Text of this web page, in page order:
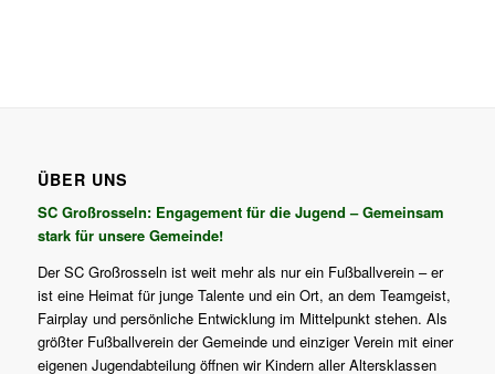
ÜBER UNS
SC Großrosseln: Engagement für die Jugend – Gemeinsam
stark für unsere Gemeinde!
Der SC Großrosseln ist weit mehr als nur ein Fußballverein – er
ist eine Heimat für junge Talente und ein Ort, an dem Teamgeist,
Fairplay und persönliche Entwicklung im Mittelpunkt stehen. Als
größter Fußballverein der Gemeinde und einziger Verein mit einer
eigenen Jugendabteilung öffnen wir Kindern aller Altersklassen